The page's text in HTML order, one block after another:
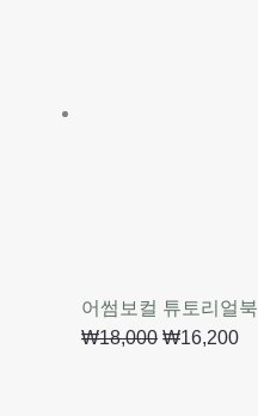
어썸보컬 튜토리얼북
₩18,000 ₩16,200